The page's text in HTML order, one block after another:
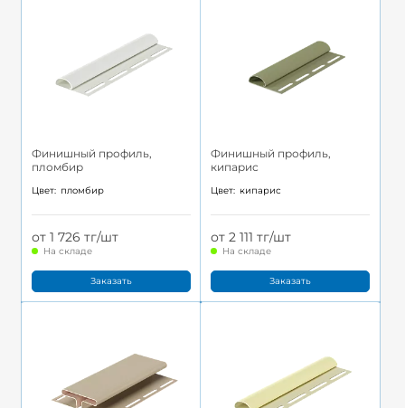
Финишный профиль,
пломбир
Цвет: пломбир
от 1 726 тг/шт
На складе
Заказать
Финишный профиль,
кипарис
Цвет: кипарис
от 2 111 тг/шт
На складе
Заказать